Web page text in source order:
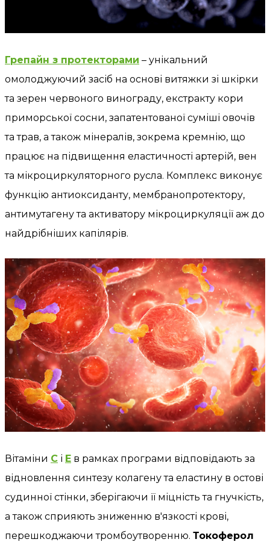
Грепайн з протекторами – унікальний
омолоджуючий засіб на основі витяжки зі шкірки
та зерен червоного винограду, екстракту кори
приморської сосни, запатентованої суміші овочів
та трав, а також мінералів, зокрема кремнію, що
працює на підвищення еластичності артерій, вен
та мікроциркуляторного русла. Комплекс виконує
функцію антиоксиданту, мембранопротектору,
антимутагену та активатору мікроциркуляції аж до
найдрібніших капілярів.
Вітаміни С і Е в рамках програми відповідають за
відновлення синтезу колагену та еластину в остові
судинної стінки, зберігаючи її міцність та гнучкість,
а також сприяють зниженню в'язкості крові,
перешкоджаючи тромбоутворенню. Токоферол